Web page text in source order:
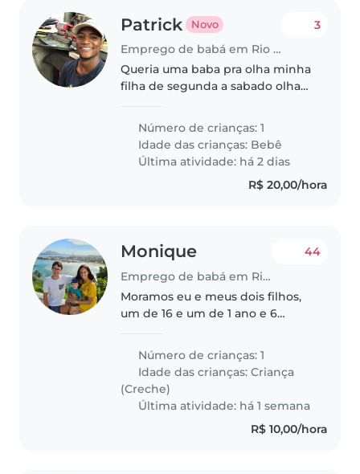
Patrick Novo
Emprego de babá em Rio de Janeiro
3
Queria uma baba pra olha minha
filha de segunda a sabado olha
tanto que seja perto
Número de crianças: 1
Idade das crianças: Bebê
Última atividade: há 2 dias
R$ 20,00/hora
Monique
Emprego de babá em Rio de Janeiro
44
Moramos eu e meus dois filhos,
um de 16 e um de 1 ano e 6
sozinho e tem seus
compromissos. Prexiso de
alguem que fique com meu
bebe de 15h as 21h, horario..
Número de crianças: 1
Idade das crianças:Criança
(Creche)
Última atividade: há 1 semana
R$ 10,00/hora